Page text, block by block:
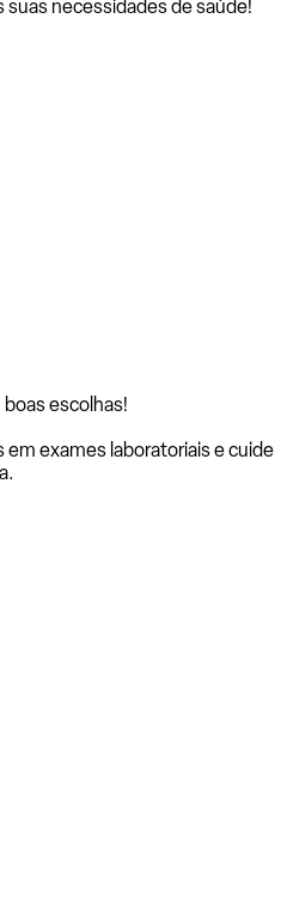
suas necessidades de saúde!
boas escolhas!
exames laboratoriais e cuide